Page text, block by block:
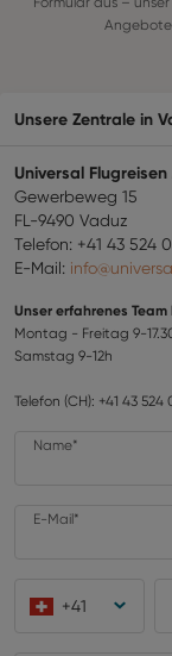
Unsere Zentrale in
Universal Flugreisen
Gewerbeweg 15
FL-9490 Vaduz
Telefon: +41 43 524
E-Mail:
Unser erfahrenes
Montag - Freitag 9-
Samstag 9-12h
Telefon (CH): +41 43 524
Name*
E-Mail*
+41